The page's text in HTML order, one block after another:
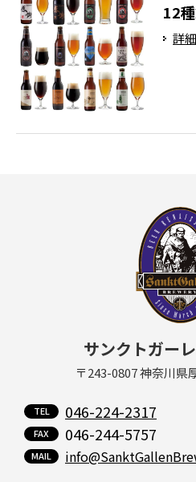
12
詳
サンクトガー
〒243-0807 神奈川県
046-224-2317
046-244-5757